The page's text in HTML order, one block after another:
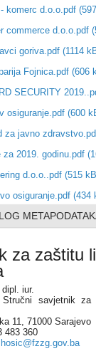
komerc d.o.o.pdf
commerce d.o.o.pdf
goriva.pdf (1114
Fojnica.pdf (606
SECURITY
osiguranje.pdf (600
za javno
za 2019. godinu.pdf
d.o.o..pdf (515
osiguranje.pdf (434
za zaštitu
iur.
Stručni savjetnik
11, 71000 Sarajevo
483 360